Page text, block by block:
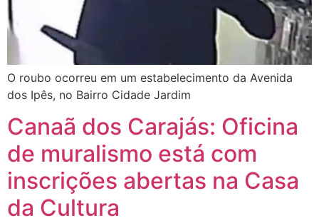
O roubo ocorreu em um estabelecimento da Avenida
dos Ipês, no Bairro Cidade Jardim
Canaã dos Carajás: Oficina
de muralismo está com
inscrições abertas na Casa
da Cultura